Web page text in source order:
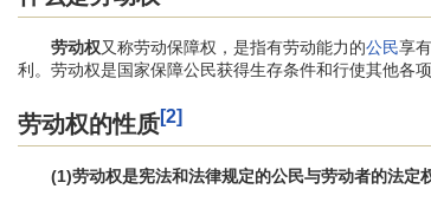
劳动权又称劳动保障权，是指有劳动能力的公民享
利。劳动权是国家保障公民获得生存条件和行使其他各
劳动权的性质[2]
(1)劳动权是宪法和法律规定的公民与劳动者的法定